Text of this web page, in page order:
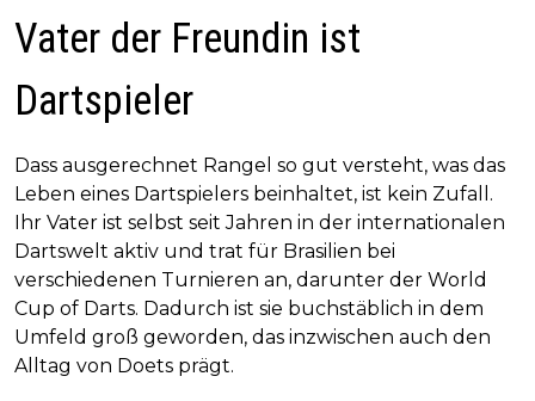
Vater der Freundin ist
Dartspieler
Dass ausgerechnet Rangel so gut versteht, was das
Leben eines Dartspielers beinhaltet, ist kein Zufall.
Ihr Vater ist selbst seit Jahren in der internationalen
Dartswelt aktiv und trat für Brasilien bei
verschiedenen Turnieren an, darunter der World
Cup of Darts. Dadurch ist sie buchstäblich in dem
Umfeld groß geworden, das inzwischen auch den
Alltag von Doets prägt.